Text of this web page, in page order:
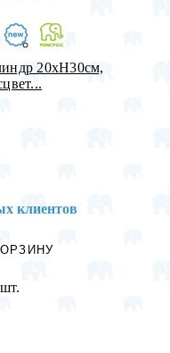
20хH30см,
клиентов